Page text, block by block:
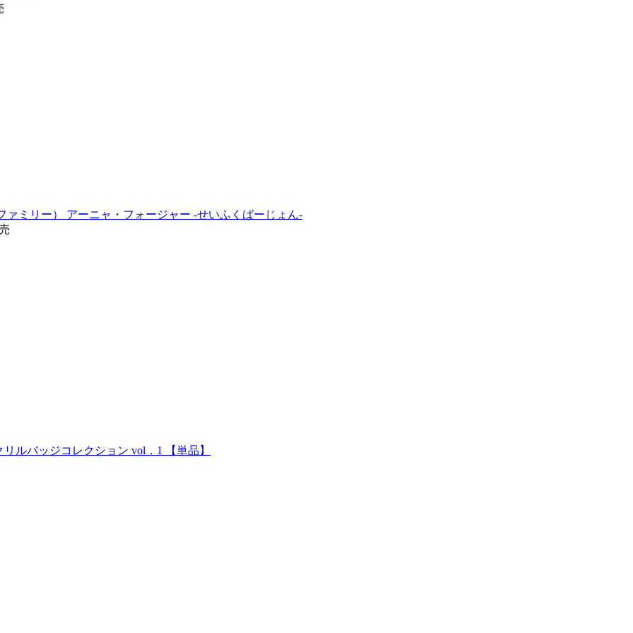
ァミリー） アーニャ・フォージャー -せいふくばーじょん-
リルバッジコレクション vol．1 【単品】